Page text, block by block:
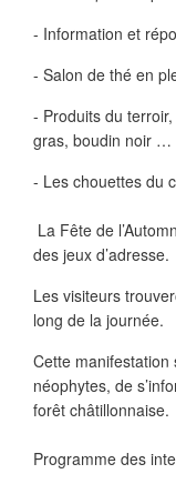
- Information et
- Salon de thé en
- Produits du
gras, boudin noir …
- Les chouettes du
La Fête de
des jeux d’adresse.
Les visiteurs
long de la journée.
Cette
néophytes, de
forêt châtillonnaise.
Programme des